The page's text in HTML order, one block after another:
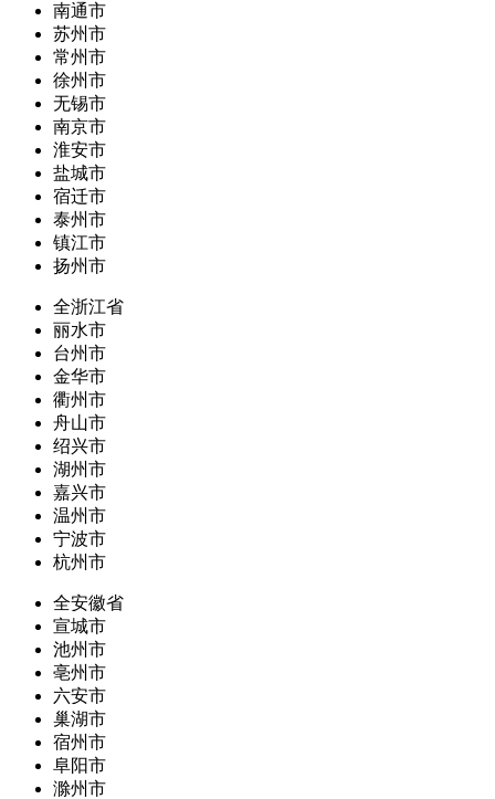
南通市
苏州市
常州市
徐州市
无锡市
南京市
淮安市
盐城市
宿迁市
泰州市
镇江市
扬州市
全浙江省
丽水市
台州市
金华市
衢州市
舟山市
绍兴市
湖州市
嘉兴市
温州市
宁波市
杭州市
全安徽省
宣城市
池州市
亳州市
六安市
巢湖市
宿州市
阜阳市
滁州市